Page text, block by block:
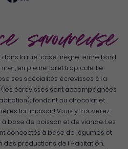
savoureuse
la rue 'case-nègre' entre bord
en pleine forêt tropicale. Le
ses spécialités: écrevisses à la
écrevisses sont accompagnées
fondant au chocolat et
fait maison! Vous y trouverez
base de poisson et de viande. Les
concoctés à base de légumes et
des productions de l’Habitation.